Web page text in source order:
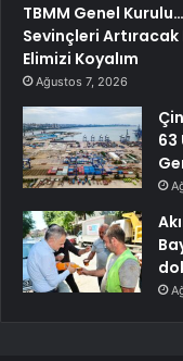
TBMM Genel
Sevinçleri Artıracak
Elimizi Koyalım
Ağustos 7, 2026
63